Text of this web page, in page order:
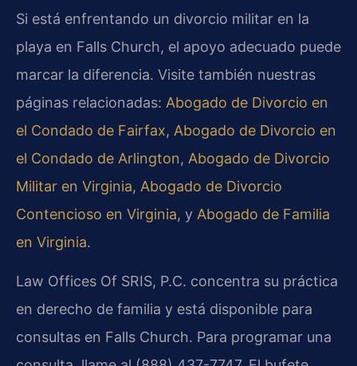
Si está enfrentando un divorcio militar en la
playa en Falls Church, el apoyo adecuado puede
marcar la diferencia. Visite también nuestras
páginas relacionadas: Abogado de Divorcio en
el Condado de Fairfax, Abogado de Divorcio en
el Condado de Arlington, Abogado de Divorcio
Militar en Virginia, Abogado de Divorcio
Contencioso en Virginia, y Abogado de Familia
en Virginia.
Law Offices Of SRIS, P.C. concentra su práctica
en derecho de familia y está disponible para
consultas en Falls Church. Para programar una